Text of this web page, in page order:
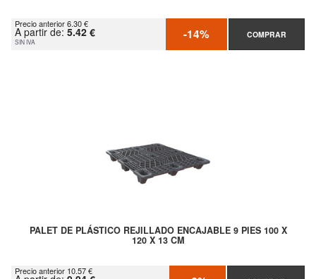
Precio anterior 6.30 €
A partir de: 5.42 €
SIN IVA -14% COMPRAR
PALET DE PLÁSTICO REJILLADO ENCAJABLE 9 PIES 100 X
120 X 13 CM
Precio anterior 10.57 €